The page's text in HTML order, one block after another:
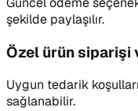
şekilde paylaşılır.
Özel ürün siparişi
Uygun tedarik
sağlanabilir.